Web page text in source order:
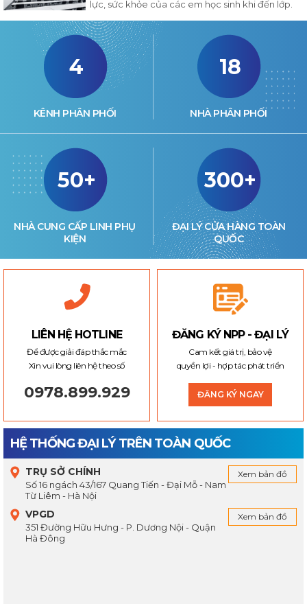
lực, sức khỏe của các em học sinh khi đến lớp.
4
KÊNH PHÂN PHỐI
18
NHÀ PHÂN PHỐI
50+
NHÀ CUNG CẤP LINH PHỤ
KIỆN
300+
ĐẠI LÝ CỬA HÀNG TOÀN
QUỐC
LIÊN HỆ HOTLINE
Để được giải đáp thắc mắc
Xin vui lòng liên hệ theo số
0978.899.929
ĐĂNG KÝ NPP - ĐẠI LÝ
Cam kết giá trị, bảo vệ
quyền lợi - hợp tác phát triển
ĐĂNG KÝ NGAY
HỆ THỐNG ĐẠI LÝ TRÊN TOÀN QUỐC
Xem bản đồ
TRỤ SỞ CHÍNH
Số 16 ngách 43/167 Quang Tiến - Đại Mỗ - Nam
Từ Liêm - Hà Nội
Xem bản đồ
VPGD
351 Đường Hữu Hưng - P. Dương Nội - Quận
Hà Đông